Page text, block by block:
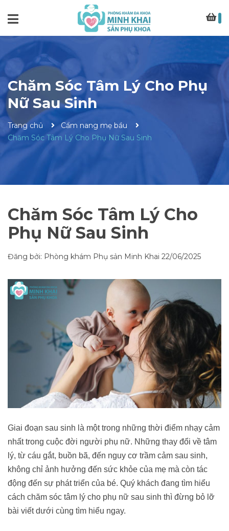
Chăm Sóc Tâm Lý Cho Phụ
Nữ Sau Sinh
Trang chủ
Cẩm nang mẹ bầu
Chăm Sóc Tâm Lý Cho Phụ Nữ Sau Sinh
Chăm Sóc Tâm Lý Cho
Phụ Nữ Sau Sinh
Đăng bởi: Phòng khám Phụ sản Minh Khai 22/06/2025
Giai đoạn sau sinh là một trong những thời điểm nhạy cảm
nhất trong cuộc đời người phụ nữ. Những thay đổi về tâm
lý, từ cáu gắt, buồn bã, đến nguy cơ trầm cảm sau sinh,
không chỉ ảnh hưởng đến sức khỏe của mẹ mà còn tác
động đến sự phát triển của bé. Quý khách đang tìm hiểu
cách chăm sóc tâm lý cho phụ nữ sau sinh thì đừng bỏ lỡ
bài viết dưới cùng tìm hiểu ngay.